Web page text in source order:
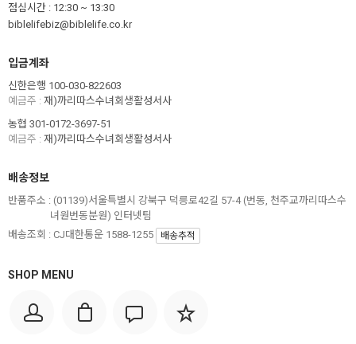
점심시간 : 12:30 ~ 13:30
biblelifebiz@biblelife.co.kr
입금계좌
신한은행 100-030-822603
예금주 : 재)까리따스수녀회생활성서사
농협 301-0172-3697-51
예금주 : 재)까리따스수녀회생활성서사
SHOP MENU
배송정보
반품주소 : (01139)서울특별시 강북구 덕릉로42길 57-4 (번동, 천주교까리따스수
녀원번동분원) 인터넷팀
배송조회 : CJ대한통운 1588-1255
배송추적